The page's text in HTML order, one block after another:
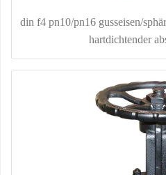
din f4 pn10/pn16 gusseisen/
hartdichtender